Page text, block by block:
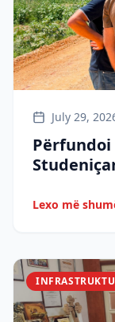
July 29,
Lexo më